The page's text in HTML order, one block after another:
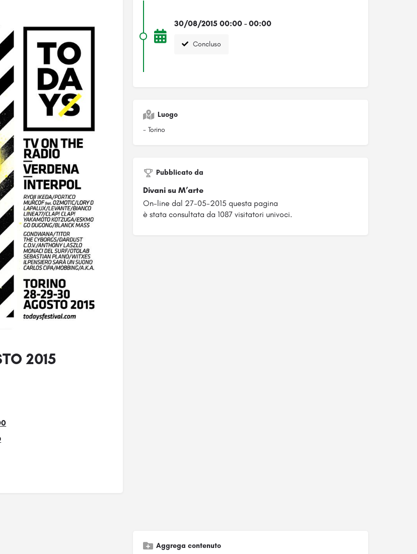
2015
30/08/2015 00:00 - 00:00
Concluso
Luogo
- Torino
Pubblicato da
Divani su M’arte
On-line dal 27-05-2015 questa pagina
è stata consultata da 1087 visitatori univoci.
Aggrega contenuto